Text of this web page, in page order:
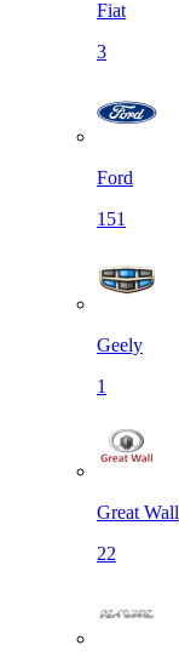
Fiat
3
Ford
151
Geely
1
Great Wall
22